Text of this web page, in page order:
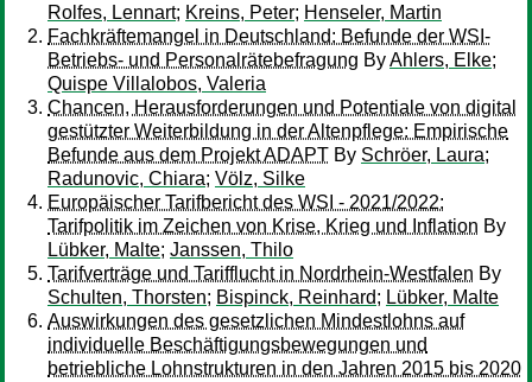
Rolfes, Lennart; Kreins, Peter; Henseler, Martin
Fachkräftemangel in Deutschland: Befunde der WSI-
Betriebs- und Personalrätebefragung ByAhlers, Elke;
Quispe Villalobos, Valeria
Chancen, Herausforderungen und Potentiale von digital
gestützter Weiterbildung in der Altenpflege: Empirische
Befunde aus dem Projekt ADAPT By Schröer, Laura;
Radunovic, Chiara; Völz, Silke
Europäischer Tarifbericht des WSI - 2021/2022:
Tarifpolitik im Zeichen von Krise, Krieg und Inflation By
Lübker, Malte; Janssen, Thilo
Tarifverträge und Tarifflucht in Nordrhein-Westfalen By
Schulten, Thorsten; Bispinck, Reinhard; Lübker, Malte
Auswirkungen des gesetzlichen Mindestlohns auf
individuelle Beschäftigungsbewegungen und
betriebliche Lohnstrukturen in den Jahren 2015 bis 2020